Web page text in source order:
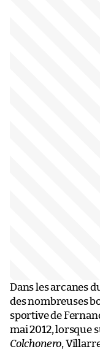
Dans les arcanes
des nombreuses
sportive de
mai 2012, lorsque
Colchonero,